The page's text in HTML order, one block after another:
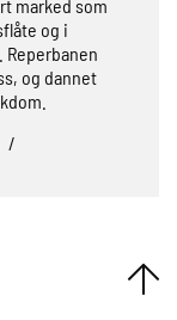
marked som
og i
og dannet
/